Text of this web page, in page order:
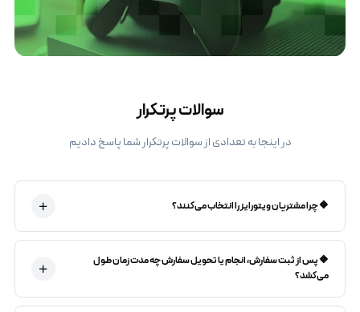
سوالات پرتکرار
در اینجا به تعدادی از سوالات پرتکرار شما پاسخ دادیم
🔶 چرا مشتریان ویتورایز را انتخاب می‌کنند؟
🔶 پس از ثبت سفارش، انجام یا تحویل سفارش چه مدت زمان طول
می‌کشد؟